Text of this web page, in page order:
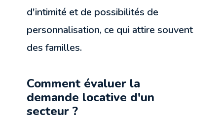
d'intimité et de possibilités de
personnalisation, ce qui attire souvent
des familles.
Comment évaluer la
demande locative d'un
secteur ?